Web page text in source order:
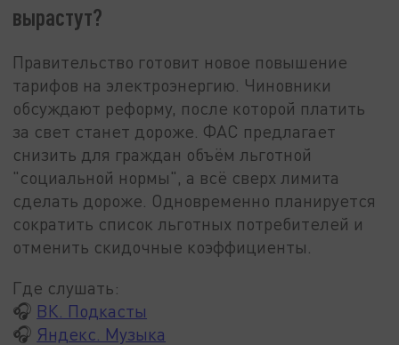
вырастут?
Правительство готовит новое повышение
тарифов на электроэнергию. Чиновники
обсуждают реформу, после которой платить
за свет станет дороже. ФАС предлагает
снизить для граждан объём льготной
"социальной нормы", а всё сверх лимита
сделать дороже. Одновременно планируется
сократить список льготных потребителей и
отменить скидочные коэффициенты.
Где слушать:
🎧 ВК. Подкасты
🎧 Яндекс. Музыка